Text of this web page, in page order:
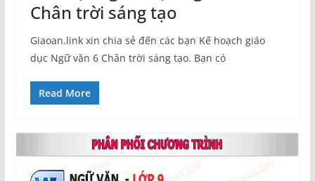
Chân trời sáng tạo
Giaoan.link xin chia sẻ đến các bạn Kế hoạch giáo
dục Ngữ văn 6 Chân trời sáng tạo. Bạn có
Read More